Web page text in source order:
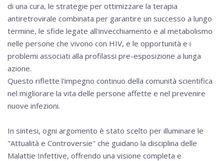
di una cura, le strategie per ottimizzare la terapia
antiretrovirale combinata per garantire un successo a lungo
termine, le sfide legate all'invecchiamento e al metabolismo
nelle persone che vivono con HIV, e le opportunità e i
problemi associati alla profilassi pre-esposizione a lunga
azione.
Questo riflette l'impegno continuo della comunità scientifica
nel migliorare la vita delle persone affette e nel prevenire
nuove infezioni.
In sintesi, ogni argomento è stato scelto per illuminare le
"Attualità e Controversie" che guidano la disciplina delle
Malattie Infettive, offrendo una visione completa e